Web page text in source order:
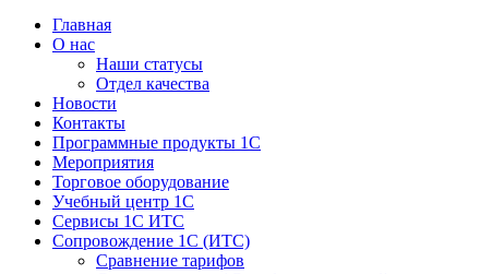
Главная
О нас
Наши статусы
Отдел качества
Новости
Контакты
Программные продукты 1C
Мероприятия
Торговое оборудование
Учебный центр 1C
Сервисы 1C ИТС
Сопровождение 1С (ИТС)
Сравнение тарифов